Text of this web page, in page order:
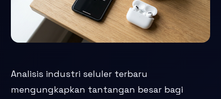
Analisis industri seluler terbaru
mengungkapkan tantangan besar bagi